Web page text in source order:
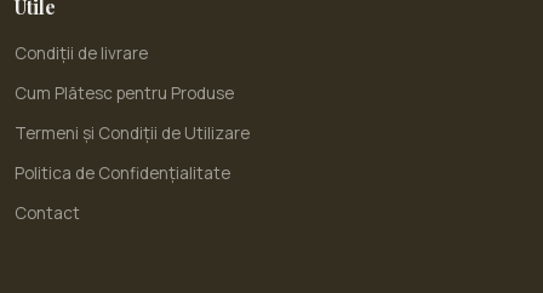
Utile
Condiții de livrare
Cum Plătesc pentru Produse
Termeni și Condiții de Utilizare
Politica de Confidențialitate
Contact